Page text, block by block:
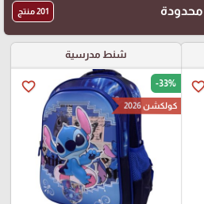
201 منتج
شنط مدرسية
favorite_border -33%
كولكشن 2026